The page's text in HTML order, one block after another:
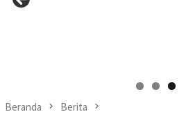
Beranda Berita